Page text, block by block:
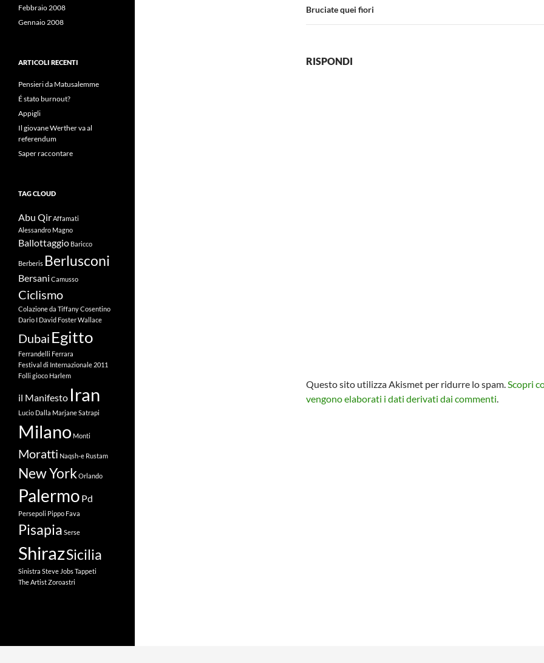
Bruciate quei fiori
RISPONDI
Questo sito utilizza Akismet per ridurre lo spam.Scopri
vengono elaborati i dati derivati dai commenti.
Febbraio 2008
Gennaio 2008
ARTICOLI RECENTI
Pensieri da Matusalemme
É stato burnout?
Appigli
Il giovane Werther va al
referendum
Saper raccontare
TAG CLOUD
Abu QirAffamati
Alessandro Magno
Ballottaggio Baricco
Berberis Berlusconi
Bersani Camusso
Ciclismo
Colazione da TiffanyCosentino
Dario I David Foster Wallace
Dubai Egitto
Ferrandelli Ferrara
Festival di Internazionale 2011
Folli gioco Harlem
il Manifesto Iran
Lucio Dalla Marjane Satrapi
Milano Monti
Moratti Naqsh-e Rustam
New York Orlando
Palermo Pd
Persepoli Pippo Fava
Pisapia Serse
ShirazSicilia
Sinistra Steve JobsTappeti
The ArtistZoroastri